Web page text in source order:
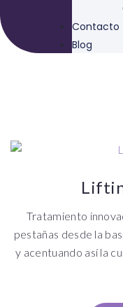
Contacto
Blog
Tratamiento
pestañas desde la
y acentuando así la